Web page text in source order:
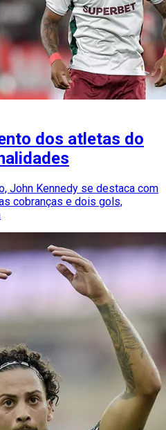
dos atletas do
John Kennedy se destaca com
cobranças e dois gols,